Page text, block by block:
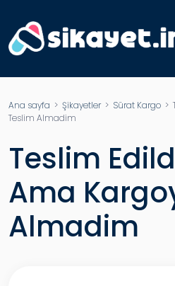
Ana sayfa > Şikayetler> Sürat Kargo >
Teslim Almadim
Teslim
Ama
Almadim